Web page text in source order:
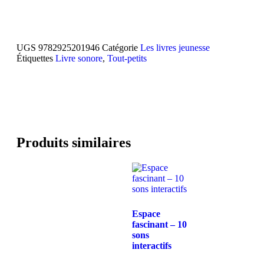
UGS 9782925201946 Catégorie Les livres jeunesse
Étiquettes Livre sonore, Tout-petits
Produits similaires
Espace
fascinant – 10
sons
interactifs